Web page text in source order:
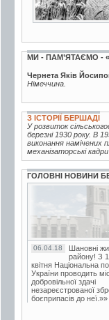
МИ - ПАМ’ЯТАЄМО - «
Чернета Яків
Німеччина.
З ІСТОРІЇ БЕРШАДІ
У розвиток
березні 1930 року. В
виконання намічених
механізаторські
ГОЛОВНІ НОВИНИ
06.04.18
Шановні
району! З
квітня Національна
України проводить
добровільної здачі
незареєстрованої
боєприпасів до неї.»»